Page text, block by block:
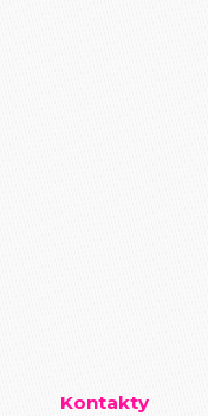
Kontakty